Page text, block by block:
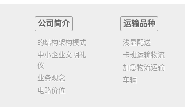
公司简介
的结构架构模式
中小企业文明礼
仪
业务观念
电路价位
运输品种
浅显配送
卡班运输物流
加急物流运输
车辆